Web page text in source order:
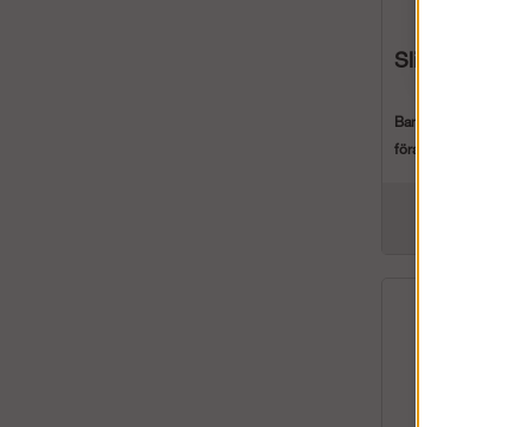
Sling
Bandslinga 30 kN
förankringslina,